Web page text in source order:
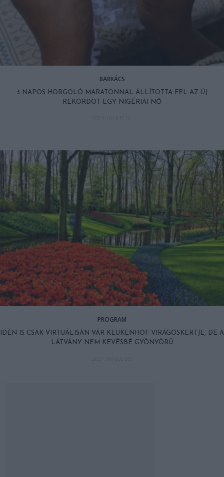
BARKÁCS
3 NAPOS HORGOLÓ MARATONNAL ÁLLÍTOTTA FEL AZ ÚJ
REKORDOT EGY NIGÉRIAI NŐ
PROGRAM
IDÉN IS CSAK VIRTUÁLISAN VÁR KEUKENHOF VIRÁGOSKERTJE, DE A
LÁTVÁNY NEM KEVÉSBÉ GYÖNYÖRŰ